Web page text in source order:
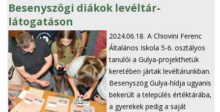
Besenyszögi diákok levéltár-
látogatáson
2024.06.18. A Chiovini Ferenc
Általános Iskola 5-6. osztályos
tanulói a Gulya-projekthetük
keretében jártak levéltárunkban.
Besenyszög Gulya-hídja ugyanis
bekerült a település értéktárába,
a gyerekek pedig a saját